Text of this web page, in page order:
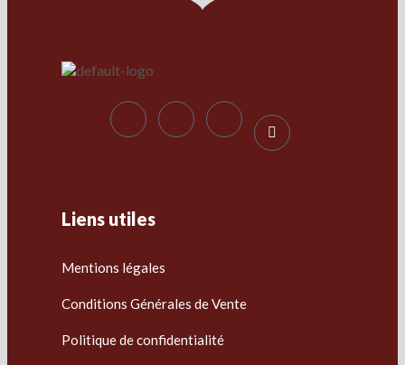
Liens utiles
Mentions légales
Conditions Générales de Vente
Politique de confidentialité